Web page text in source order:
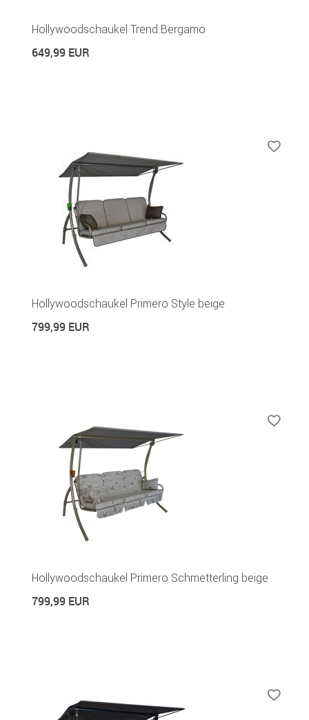
Hollywoodschaukel Trend Bergamo
649,99 EUR
Hollywoodschaukel Primero Style beige
799,99 EUR
Hollywoodschaukel Primero Schmetterling beige
799,99 EUR